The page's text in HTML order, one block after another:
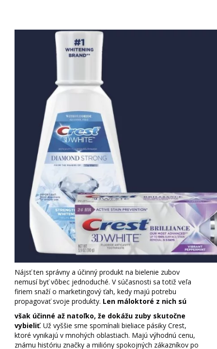
Nájsť ten správny a účinný produkt na bielenie zubov
nemusí byť vôbec jednoduché. V súčasnosti sa totiž veľa
firiem snaží o marketingový ťah, kedy majú potrebu
propagovať svoje produkty. Len máloktoré z nich sú
však účinné až natoľko, že dokážu zuby skutočne
vybieliť. Už vyššie sme spomínali bieliace pásiky Crest,
ktoré vynikajú v mnohých oblastiach. Majú výhodnú cenu,
známu históriu značky a milióny spokojných zákazníkov po